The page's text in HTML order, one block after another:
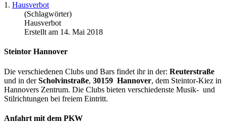
1. Hausverbot
(Schlagwörter)
Hausverbot
Erstellt am 14. Mai 2018
Steintor Hannover
Die verschiedenen Clubs und Bars findet ihr in der: Reuterstraße
und in derScholvinstraße, 30159 Hannover, dem Steintor-Kiez in
Hannovers Zentrum. Die Clubs bieten verschiedenste Musik- und
Stilrichtungen bei freiem Eintritt.
Anfahrt mit dem PKW